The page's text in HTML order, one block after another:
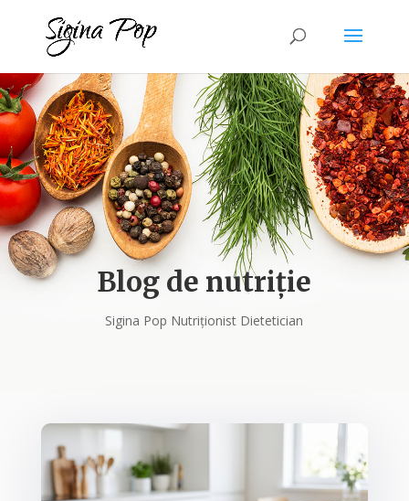
Blog de nutriție
Sigina Pop Nutriționist Dietetician